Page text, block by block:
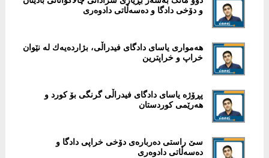
و دۆخی دادگا و دەسەڵاتی دادوەری
هەمواری یاسای دادگای فیدراڵی، بژاردەیەك لە نێوان
خراپ و خراپترین
پڕۆژە یاسای دادگای فیدراڵی گرنگی بۆ كورد و
هەرێمی كوردستان
سێ راستی دەربارەی دۆخی خراپی دادگا و
دەسەڵاتی دادوەری